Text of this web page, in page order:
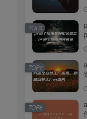
TOP6
TOP7
TOP8